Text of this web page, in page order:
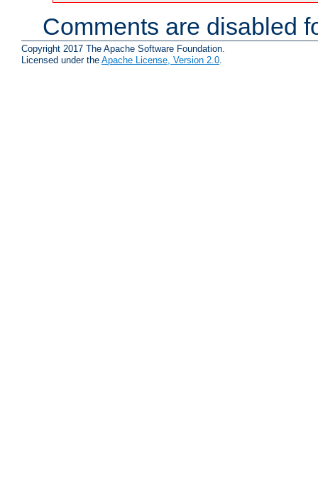
Comments are disabled
Copyright 2017 The Apache Software Foundation.
Licensed under the Apache License, Version 2.0